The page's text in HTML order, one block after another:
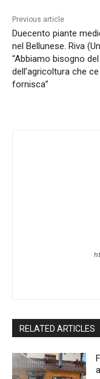
Previous article
Duecento piante
nel Bellunese. Riva
“Abbiamo bisogno
dell’agricoltura che ce
fornisca”
RELATED ARTICLES